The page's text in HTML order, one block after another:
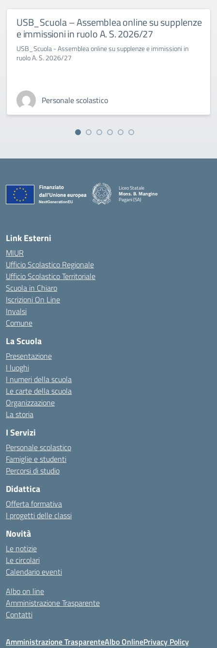
USB_Scuola – Assemblea online su supplenze
e immissioni in ruolo A. S. 2026/27
USB_Scuola - Assemblea online su supplenze e immissioni in
ruolo A. S. 2026/27
Personale scolastico
Liceo Statale
Mons. B. Mangino
Pagani (SA)
— Visita la pagina iniziale della scuola
Link Esterni
MIUR
Ufficio Scolastico Regionale
Ufficio Scolastico Territoriale
Scuola in Chiaro
Iscrizioni On Line
Invalsi
Comune
La Scuola
Presentazione
I luoghi
I numeri della scuola
Le carte della scuola
Organizzazione
La storia
I Servizi
Personale scolastico
Famiglie e studenti
Percorsi di studio
Didattica
Offerta formativa
I progetti delle classi
Novità
Le notizie
Le circolari
Calendario eventi
Albo on line
Amministrazione Trasparente
Contatti
Amministrazione TrasparenteAlbo OnlinePrivacy Policy